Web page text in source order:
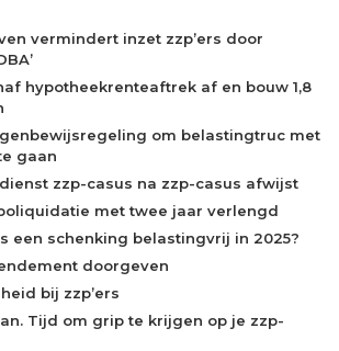
vermindert inzet zzp’ers door
hypotheekrenteaftrek af en bouw 1,8
om belastingtruc met
gaan
zzp-casus na zzp-casus afwijst
met twee jaar verlengd
een schenking belastingvrij in 2025?
doorgeven
bij zzp’ers
Tijd om grip te krijgen op je zzp-